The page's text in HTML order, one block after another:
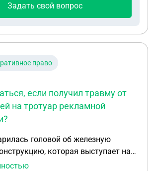
,так как земля ИЖС ,а вы
ларёк под снос ! Хотя
под ларьком перевести в
ларёк на моей земле ?
этот вопрос насколько
стороны ?! ... спасибо
Задать свой вопрос
право
если получил травму от
на тротуар рекламной
головой об железную
которая выступает на
метра. В результате шишка и